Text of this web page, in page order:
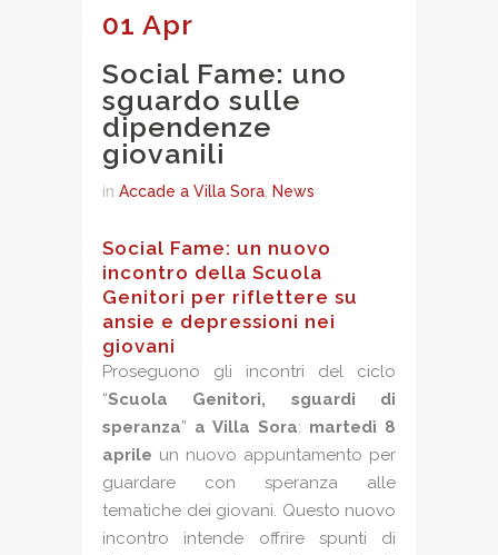
01 Apr
Social Fame: uno
sguardo sulle
dipendenze
giovanili
in Accade a Villa Sora News
Social Fame: un nuovo
incontro della Scuola
Genitori per riflettere su
ansie e depressioni nei
giovani
Proseguono gli incontri del ciclo
“Scuola Genitori, sguardi di
speranza” a Villa Sora: martedì 8
aprile un nuovo appuntamento per
guardare con speranza alle
tematiche dei giovani. Questo nuovo
incontro intende offrire spunti di